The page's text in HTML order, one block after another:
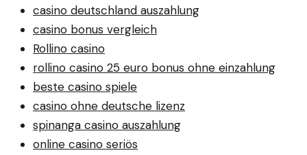
casino deutschland auszahlung
casino bonus vergleich
Rollino casino
rollino casino 25 euro bonus ohne einzahlung
beste casino spiele
casino ohne deutsche lizenz
spinanga casino auszahlung
online casino seriös